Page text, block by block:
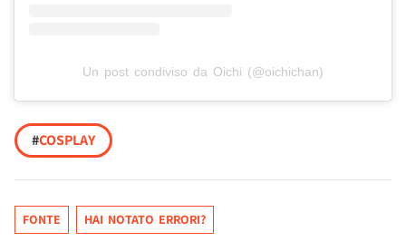
Un post condiviso da Oichi (@oichichan)
#COSPLAY
FONTE HAI NOTATO ERRORI?